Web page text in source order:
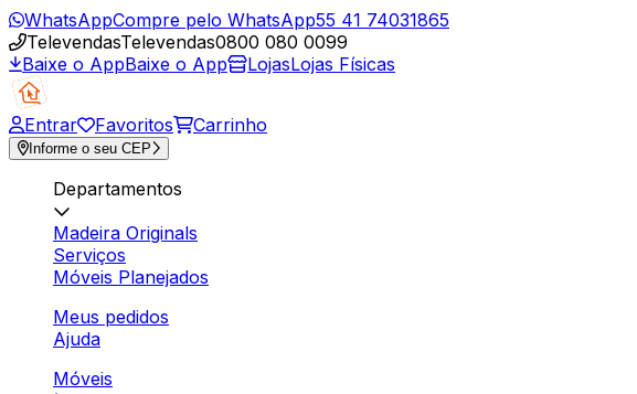
WhatsAppCompre pelo WhatsApp55 41 74031865
TelevendasTelevendas0800 080 0099
Baixe o AppBaixe o App LojasLojas Físicas
Entrar Favoritos Carrinho
Informe o seu CEP
Departamentos
Madeira Originals
Serviços
Móveis Planejados
Meus pedidos
Ajuda
Móveis